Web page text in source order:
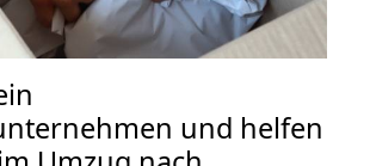
und helfen